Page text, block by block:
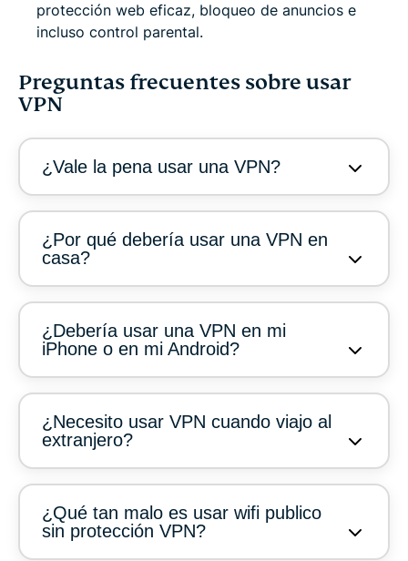
protección web eficaz, bloqueo de anuncios e
incluso control parental.
Preguntas frecuentes sobre usar
VPN
¿Vale la pena usar una VPN?
¿Por qué debería usar una VPN en
casa?
¿Debería usar una VPN en mi
iPhone o en mi Android?
¿Necesito usar VPN cuando viajo al
extranjero?
¿Qué tan malo es usar wifi publico
sin protección VPN?